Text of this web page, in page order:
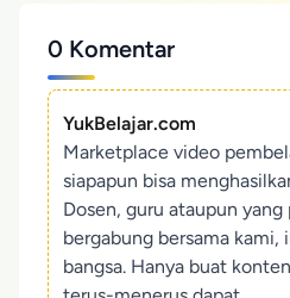
0 Komentar
YukBelajar.com
Marketplace video
siapapun bisa
Dosen, guru ataupun
bergabung bersama kami,
bangsa. Hanya buat